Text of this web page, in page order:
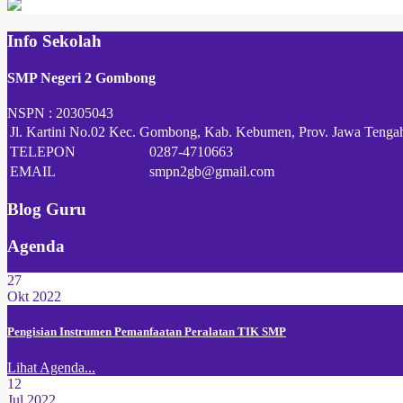
Info Sekolah
SMP Negeri 2 Gombong
NSPN : 20305043
Jl. Kartini No.02 Kec. Gombong, Kab. Kebumen, Prov. Jawa
TELEPON
0287-4710663
EMAIL
smpn2gb@gmail.com
Blog Guru
Agenda
27
Okt 2022
Pengisian Instrumen Pemanfaatan Peralatan TIK SMP
Lihat Agenda...
12
Jul 2022